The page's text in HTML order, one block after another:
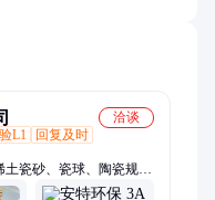
洽谈
L1
回复及时
瓷砂、瓷球、陶瓷规整
球、高铝瓷球、中铝瓷